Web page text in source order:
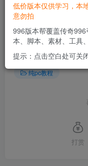
©版权声明
文章版权归作者所有，未
纯pc教程
打赏
低价版本仅供学习，本
意勿拍
996版本帮覆盖传奇
本、脚本、素材、工具
提示：点击空白处可关